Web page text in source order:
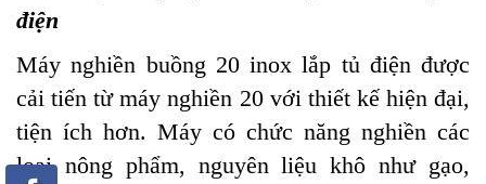
điện
Máy nghiền buồng 20 inox lắp tủ điện được
cải tiến từ máy nghiền 20 với thiết kế hiện đại,
tiện ích hơn. Máy có chức năng nghiền các
loại nông phẩm, nguyên liệu khô như gạo,